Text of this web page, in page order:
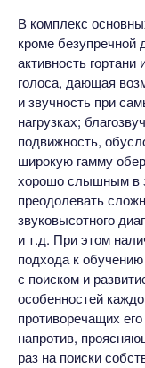
В комплекс
кроме
активность
голоса, дающая
и звучность при
нагрузках;
подвижность,
широкую гамму
хорошо слышным в
преодолевать
звуковысотного
и т.д. При этом
подхода к
с поиском и
особенностей
противоречащих
напротив,
раз на поиски